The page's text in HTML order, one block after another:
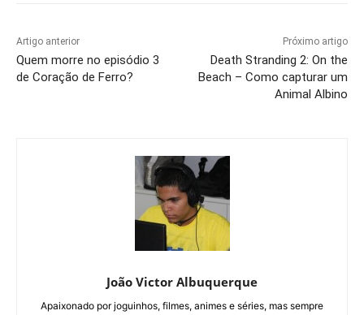
Artigo anterior
Quem morre no episódio 3
de Coração de Ferro?
Próximo artigo
Death Stranding 2: On the
Beach – Como capturar um
Animal Albino
João Victor Albuquerque
Apaixonado por joguinhos, filmes, animes e séries, mas sempre